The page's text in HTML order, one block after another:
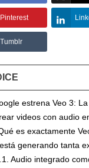
Pinterest
Tumblr
estrena Veo 3:
videos con audio
es exactamente
generando tanta
Audio integrado